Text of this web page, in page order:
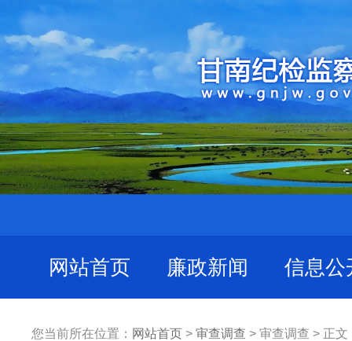
网站首页 廉政新闻 信息公
您当前所在位置： 网站首页 > 审查调查 > 审查调查 > 正文